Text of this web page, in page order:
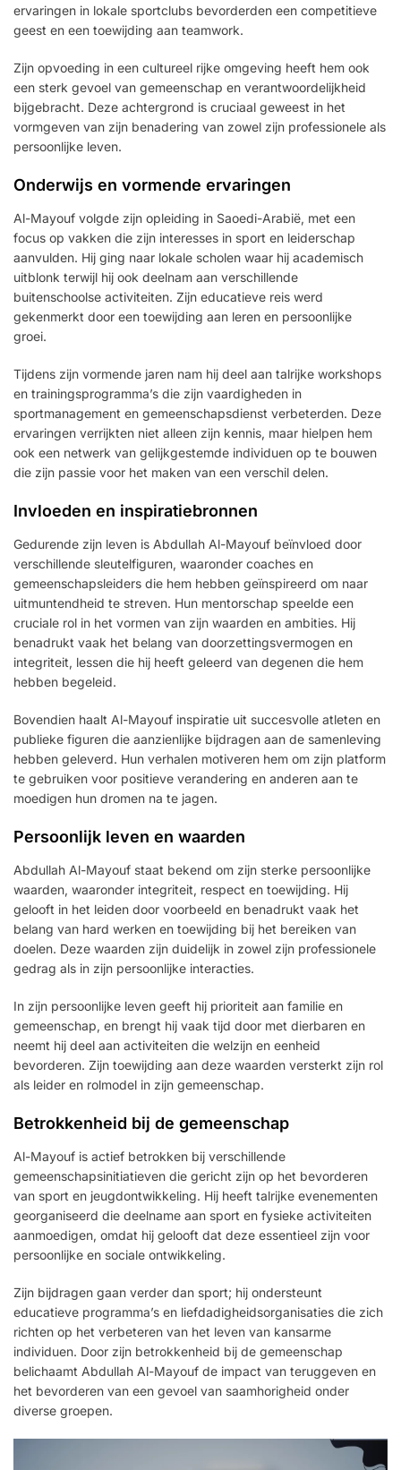
ervaringen in lokale sportclubs bevorderden een competitieve
geest en een toewijding aan teamwork.
Zijn opvoeding in een cultureel rijke omgeving heeft hem ook
een sterk gevoel van gemeenschap en verantwoordelijkheid
bijgebracht. Deze achtergrond is cruciaal geweest in het
vormgeven van zijn benadering van zowel zijn professionele als
persoonlijke leven.
Onderwijs en vormende ervaringen
Al-Mayouf volgde zijn opleiding in Saoedi-Arabië, met een
focus op vakken die zijn interesses in sport en leiderschap
aanvulden. Hij ging naar lokale scholen waar hij academisch
uitblonk terwijl hij ook deelnam aan verschillende
buitenschoolse activiteiten. Zijn educatieve reis werd
gekenmerkt door een toewijding aan leren en persoonlijke
groei.
Tijdens zijn vormende jaren nam hij deel aan talrijke workshops
en trainingsprogramma’s die zijn vaardigheden in
sportmanagement en gemeenschapsdienst verbeterden. Deze
ervaringen verrijkten niet alleen zijn kennis, maar hielpen hem
ook een netwerk van gelijkgestemde individuen op te bouwen
die zijn passie voor het maken van een verschil delen.
Invloeden en inspiratiebronnen
Gedurende zijn leven is Abdullah Al-Mayouf beïnvloed door
verschillende sleutelfiguren, waaronder coaches en
gemeenschapsleiders die hem hebben geïnspireerd om naar
uitmuntendheid te streven. Hun mentorschap speelde een
cruciale rol in het vormen van zijn waarden en ambities. Hij
benadrukt vaak het belang van doorzettingsvermogen en
integriteit, lessen die hij heeft geleerd van degenen die hem
hebben begeleid.
Bovendien haalt Al-Mayouf inspiratie uit succesvolle atleten en
publieke figuren die aanzienlijke bijdragen aan de samenleving
hebben geleverd. Hun verhalen motiveren hem om zijn platform
te gebruiken voor positieve verandering en anderen aan te
moedigen hun dromen na te jagen.
Persoonlijk leven en waarden
Abdullah Al-Mayouf staat bekend om zijn sterke persoonlijke
waarden, waaronder integriteit, respect en toewijding. Hij
gelooft in het leiden door voorbeeld en benadrukt vaak het
belang van hard werken en toewijding bij het bereiken van
doelen. Deze waarden zijn duidelijk in zowel zijn professionele
gedrag als in zijn persoonlijke interacties.
In zijn persoonlijke leven geeft hij prioriteit aan familie en
gemeenschap, en brengt hij vaak tijd door met dierbaren en
neemt hij deel aan activiteiten die welzijn en eenheid
bevorderen. Zijn toewijding aan deze waarden versterkt zijn rol
als leider en rolmodel in zijn gemeenschap.
Betrokkenheid bij de gemeenschap
Al-Mayouf is actief betrokken bij verschillende
gemeenschapsinitiatieven die gericht zijn op het bevorderen
van sport en jeugdontwikkeling. Hij heeft talrijke evenementen
georganiseerd die deelname aan sport en fysieke activiteiten
aanmoedigen, omdat hij gelooft dat deze essentieel zijn voor
persoonlijke en sociale ontwikkeling.
Zijn bijdragen gaan verder dan sport; hij ondersteunt
educatieve programma’s en liefdadigheidsorganisaties die zich
richten op het verbeteren van het leven van kansarme
individuen. Door zijn betrokkenheid bij de gemeenschap
belichaamt Abdullah Al-Mayouf de impact van teruggeven en
het bevorderen van een gevoel van saamhorigheid onder
diverse groepen.